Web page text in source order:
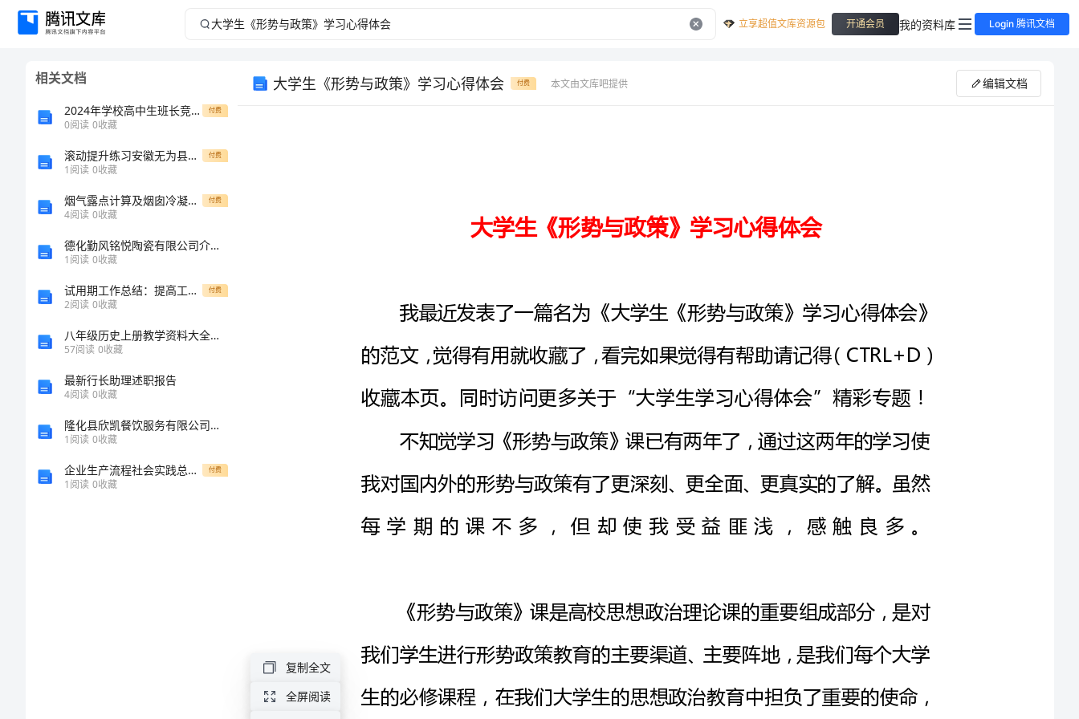
大
《形
立享超值文库资源包 开通会员 我的资料库 Login 腾讯文档
相关文档
2024年学校高中生班长竞聘演讲稿范文 付费
0阅读 0收藏
滚动提升练习安徽无为县襄安中学物理八年级下册从粒子到宇宙单元测试试题 付费
1阅读 0收藏
烟气露点计算及烟囱冷凝水量计算方法及结果 付费
4阅读 0收藏
德化勤风铭悦陶瓷有限公司介绍企业发展分析报告
1阅读 0收藏
试用期工作总结：提高工作效率的心得与体会 付费
2阅读 0收藏
八年级历史上册教学资料大全人教新课标版
57阅读 0收藏
最新行长助理述职报告
4阅读 0收藏
隆化县欣凯餐饮服务有限公司介绍企业发展分析报告
1阅读 0收藏
企业生产流程社会实践总结报告 付费
1阅读 0收藏
大学生《形势与政策》学习心得体会 付费 本文由文库吧提供 编辑文档
观点和方法。
首先，蒋老师上课非常生动，同学们都非常喜欢听，而老师的思
我最近发表了一篇名为《大学生《形势与政策》学习心得体会》
收藏本页。同时访问更多关于“大学生学习心得体会”精彩专题！
不知觉学习《形势与政策》课已有两年了，通过这两年的学习使
每学期的课不多，但却使我受益匪浅，感触良多。
《形势与政策》课是高校思想政治理论课的重要组成部分，是对
们当代大学生关注的热点问题，帮助我们掌握正确分析形势的立场，
复制全文
全屏阅读